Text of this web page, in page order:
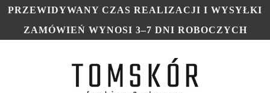
PRZEWIDYWANY CZAS REALIZACJI I WYSYŁKI
ZAMÓWIEŃ WYNOSI 3–7 DNI ROBOCZYCH